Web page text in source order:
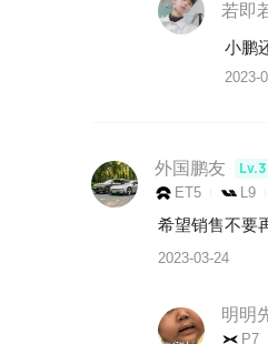
若即
小鹏
2023-
外国鹏友 Lv.3
ET5 L9
希望销售不要
2023-03-24
明明
P7